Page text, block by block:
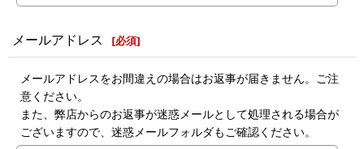
メールアドレス [必須]
メールアドレスをお間違えの場合はお返事が届きません。ご注
意ください。
また、弊店からのお返事が迷惑メールとして処理される場合が
ございますので、迷惑メールフォルダもご確認ください。